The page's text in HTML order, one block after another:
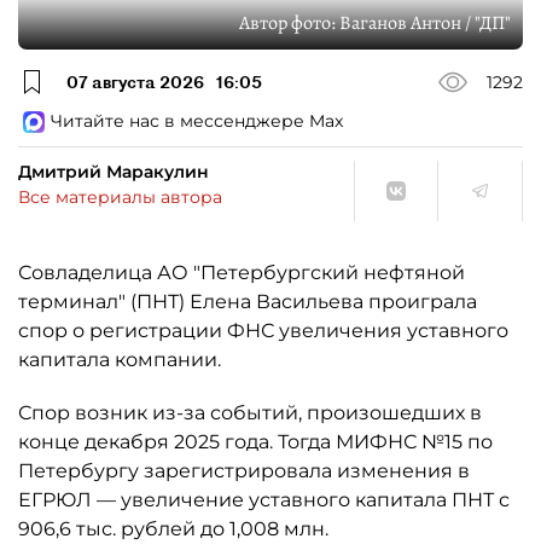
Автор фото:Ваганов Антон / "ДП"
07 августа 2026 16:05
1292
Читайте нас в мессенджере Max
Дмитрий Маракулин
Все материалы автора
Совладелица АО "Петербургский нефтяной
терминал" (ПНТ) Елена Васильева проиграла
спор о регистрации ФНС увеличения уставного
капитала компании.
Спор возник из-за событий, произошедших в
конце декабря 2025 года. Тогда МИФНС №15 по
Петербургу зарегистрировала изменения в
ЕГРЮЛ — увеличение уставного капитала ПНТ с
906,6 тыс. рублей до 1,008 млн.